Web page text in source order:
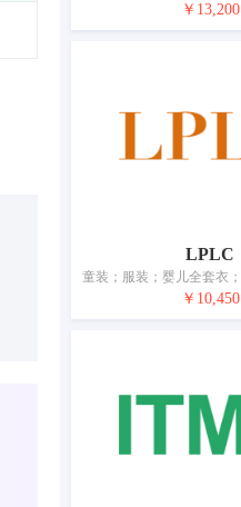
￥13,200
LPLC
￥10,450